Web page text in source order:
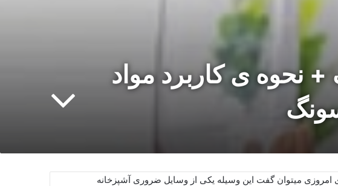
ی کاربرد مواد
امروزی میتوان گفت این وسیله یکی از وسایل ضروری آشپزخانه